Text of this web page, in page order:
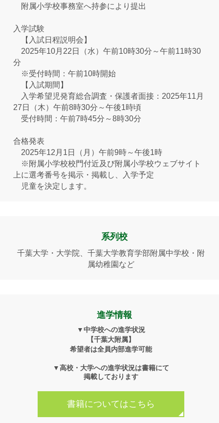
附属小学校事務室へ持参により提出
入学試験
【入試日程説明会】
2025年10月22日（水）午前10時30分～午前11時30
分
※受付時間：午前10時開始
【入試期間】
入学希望児発育総合調査・保護者面接：2025年11月
27日（木）午前8時30分～午後1時頃
受付時間：午前7時45分～8時30分
合格発表
2025年12月1日（月）午前9時～午後1時
※附属小学校校門付近及び附属小学校ウェブサイト
上に選考番号を掲示・掲載し、入学予定
児童を決定します。
系列校
千葉大学・大学院、千葉大学教育学部附属中学校・附
属幼稚園など
進学情報
▼中学校への進学状況
【千葉大附属】
希望者は全員内部進学可能
▼高校・大学への進学状況は書籍にて
掲載しております
書籍についてはこちら